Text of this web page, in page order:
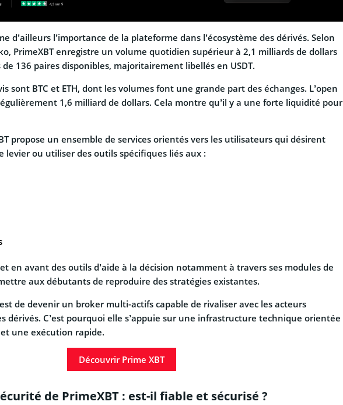
d’ailleurs l’importance de la plateforme dans l’écosystème des dérivés. Selon
PrimeXBT enregistre un volume quotidien supérieur à 2,1 milliards de dollars
136 paires disponibles, majoritairement libellés en USDT.
sont BTC et ETH, dont les volumes font une grande part des échanges. L’open
1,6 milliard de dollars. Cela montre qu’il y a une forte liquidité pour
propose un ensemble de services orientés vers les utilisateurs qui désirent
levier ou utiliser des outils spécifiques liés aux :
en avant des outils d’aide à la décision notamment à travers ses modules de
aux débutants de reproduire des stratégies existantes.
de devenir un broker multi-actifs capable de rivaliser avec les acteurs
dérivés. C’est pourquoi elle s’appuie sur une infrastructure technique orientée
une exécution rapide.
Découvrir Prime XBT
de PrimeXBT : est-il fiable et sécurisé ?